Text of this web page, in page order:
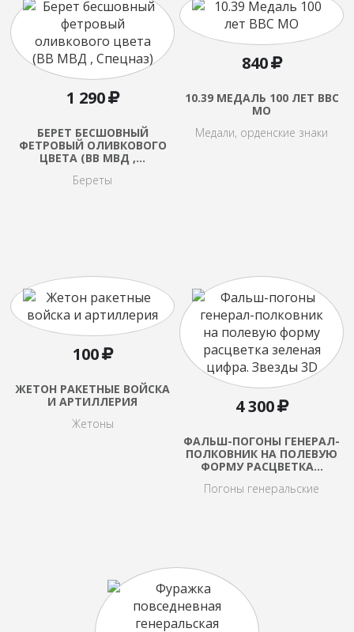
1 290
БЕРЕТ БЕСШОВНЫЙ
ФЕТРОВЫЙ ОЛИВКОВОГО
ЦВЕТА (ВВ МВД ,…
Береты
840
10.39 МЕДАЛЬ 100 ЛЕТ ВВС
МО
Медали, орденские знаки
100
ЖЕТОН РАКЕТНЫЕ ВОЙСКА
И АРТИЛЛЕРИЯ
Жетоны
4 300
ФАЛЬШ-ПОГОНЫ ГЕНЕРАЛ-
ПОЛКОВНИК НА ПОЛЕВУЮ
ФОРМУ РАСЦВЕТКА…
Погоны генеральские